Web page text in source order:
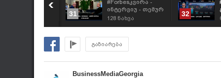
31
#Forbesკვირა -
ინტერვიუ - თემურ
ჭყონია, ბიზნესმენი
128 ნახვა
32
გაზიარება
BusinessMediaGeorgia